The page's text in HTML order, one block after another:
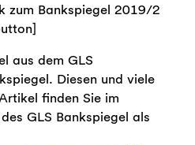
zum Bankspiegel 2019/2
aus dem GLS
Diesen und viele
finden Sie im
GLS Bankspiegel als